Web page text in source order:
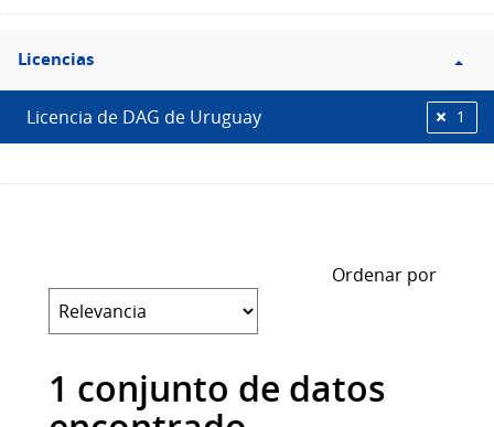
Filtro
Licencias
Licencias
Licencia de DAG de Uruguay 1
Ordenar por
1 conjunto de datos